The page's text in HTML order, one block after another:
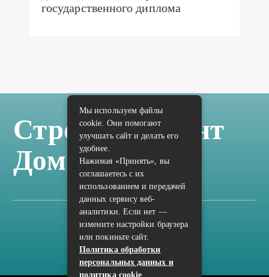
государственного диплома
Стройка Ремонт
Дом Отделка
Карта сайта
Политика конфиденциальности
Мы используем файлы
cookie. Они помогают
улучшать сайт и делать его
удобнее.
Нажимая «Принять», вы
соглашаетесь с их
использованием и передачей
данных сервису веб-
аналитики. Если нет —
измените настройки браузера
или покиньте сайт.
Политика обработки
персональных данных и
политика cookie